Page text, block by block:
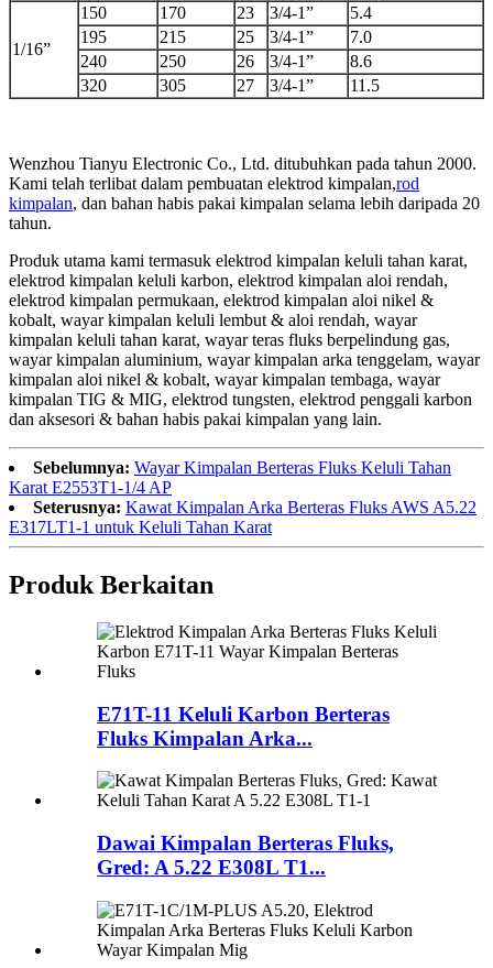
1/16”
150 170 23 3/4-1”
5.4
195
215 25 3/4-1”
7.0
240
250 26 3/4-1”
8.6
320
305 27 3/4-1” 11.5
Wenzhou Tianyu Electronic Co., Ltd. ditubuhkan pada tahun 2000.
Kami telah terlibat dalam pembuatan elektrod kimpalan,rod
kimpalan, dan bahan habis pakai kimpalan selama lebih daripada 20
tahun.
Produk utama kami termasuk elektrod kimpalan keluli tahan karat,
elektrod kimpalan keluli karbon, elektrod kimpalan aloi rendah,
elektrod kimpalan permukaan, elektrod kimpalan aloi nikel &
kobalt, wayar kimpalan keluli lembut & aloi rendah, wayar
kimpalan keluli tahan karat, wayar teras fluks berpelindung gas,
wayar kimpalan aluminium, wayar kimpalan arka tenggelam, wayar
kimpalan aloi nikel & kobalt, wayar kimpalan tembaga, wayar
kimpalan TIG & MIG, elektrod tungsten, elektrod penggali karbon
dan aksesori & bahan habis pakai kimpalan yang lain.
Sebelumnya: Wayar Kimpalan Berteras Fluks Keluli Tahan
Karat E2553T1-1/4 AP
Seterusnya: Kawat Kimpalan Arka Berteras Fluks AWS A5.22
E317LT1-1 untuk Keluli Tahan Karat
Produk Berkaitan
E71T-11 Keluli Karbon Berteras
Fluks Kimpalan Arka...
Dawai Kimpalan Berteras Fluks,
Gred: A 5.22 E308L T1...